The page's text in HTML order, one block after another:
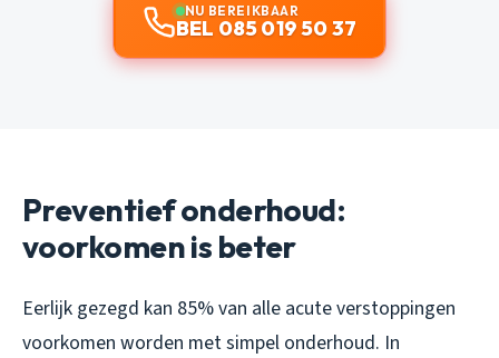
NU BEREIKBAAR
BEL 085 019 50 37
Preventief onderhoud:
voorkomen is beter
Eerlijk gezegd kan 85% van alle acute verstoppingen
voorkomen worden met simpel onderhoud. In